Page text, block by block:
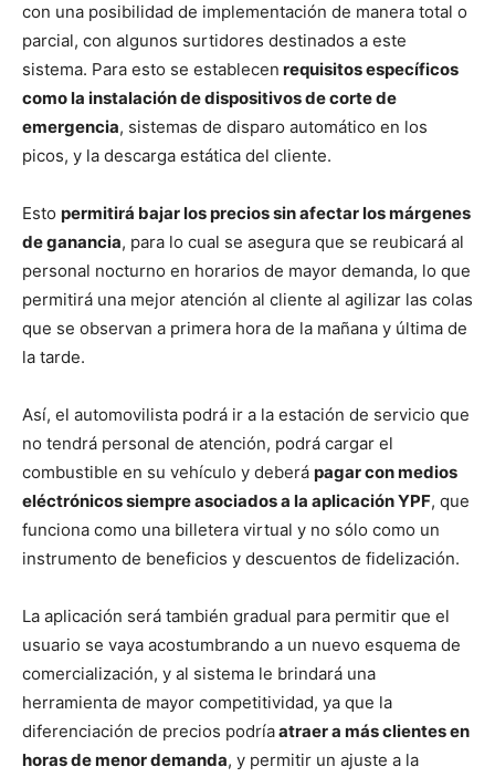
con una posibilidad de implementación de manera total o
parcial, con algunos surtidores destinados a este
sistema. Para esto se establecen requisitos específicos
como la instalación de dispositivos de corte de
emergencia, sistemas de disparo automático en los
picos, y la descarga estática del cliente.
Esto permitirá bajar los precios sin afectar los márgenes
de ganancia, para lo cual se asegura que se reubicará al
personal nocturno en horarios de mayor demanda, lo que
permitirá una mejor atención al cliente al agilizar las colas
que se observan a primera hora de la mañana y última de
la tarde.
Así, el automovilista podrá ir a la estación de servicio que
no tendrá personal de atención, podrá cargar el
combustible en su vehículo y deberá pagar con medios
eléctrónicos siempre asociados a la aplicación YPF, que
funciona como una billetera virtual y no sólo como un
instrumento de beneficios y descuentos de fidelización.
La aplicación será también gradual para permitir que el
usuario se vaya acostumbrando a un nuevo esquema de
comercialización, y al sistema le brindará una
herramienta de mayor competitividad, ya que la
diferenciación de precios podríaatraer a más clientes en
horas de menor demanda, y permitir un ajuste a la